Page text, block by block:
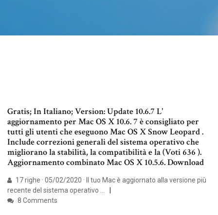
Gratis; In Italiano; Version: Update 10.6.7 L'
aggiornamento per Mac OS X 10.6. 7 è consigliato per
tutti gli utenti che eseguono Mac OS X Snow Leopard .
Include correzioni generali del sistema operativo che
migliorano la stabilità, la compatibilità e la (Voti 636 ).
Aggiornamento combinato Mac OS X 10.5.6. Download
17 righe · 05/02/2020 · Il tuo Mac è aggiornato alla versione più
recente del sistema operativo …
8 Comments